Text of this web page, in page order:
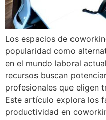
Los espacios de
popularidad como
en el mundo laboral
recursos buscan
profesionales que eligen
Este artículo explora los
productividad en